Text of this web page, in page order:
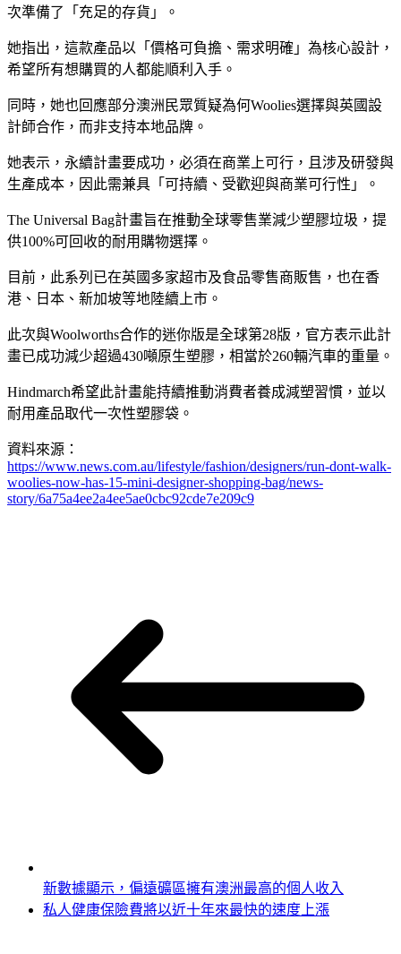
次準備了「充足的存貨」。
她指出，這款產品以「價格可負擔、需求明確」為核心設計，
希望所有想購買的人都能順利入手。
同時，她也回應部分澳洲民眾質疑為何Woolies選擇與英國設
計師合作，而非支持本地品牌。
她表示，永續計畫要成功，必須在商業上可行，且涉及研發與
生產成本，因此需兼具「可持續、受歡迎與商業可行性」。
The Universal Bag計畫旨在推動全球零售業減少塑膠垃圾，提
供100%可回收的耐用購物選擇。
目前，此系列已在英國多家超市及食品零售商販售，也在香
港、日本、新加坡等地陸續上市。
此次與Woolworths合作的迷你版是全球第28版，官方表示此計
畫已成功減少超過430噸原生塑膠，相當於260輛汽車的重量。
Hindmarch希望此計畫能持續推動消費者養成減塑習慣，並以
耐用產品取代一次性塑膠袋。
資料來源：
https://www.news.com.au/lifestyle/fashion/designers/run-dont-walk-
woolies-now-has-15-mini-designer-shopping-bag/news-
story/6a75a4ee2a4ee5ae0cbc92cde7e209c9
新數據顯示，偏遠礦區擁有澳洲最高的個人收入
私人健康保險費將以近十年來最快的速度上漲